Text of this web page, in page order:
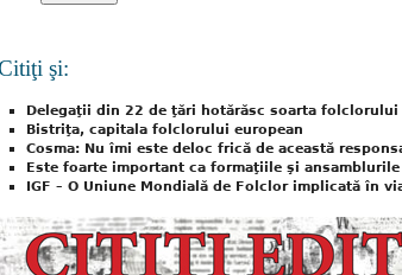
şi:
Delegaţii din 22 de ţări hotărăsc soarta
Bistriţa, capitala folclorului european
Cosma: Nu îmi este deloc frică de această
Este foarte important ca formaţiile şi
IGF – O Uniune Mondială de Folclor implicată în